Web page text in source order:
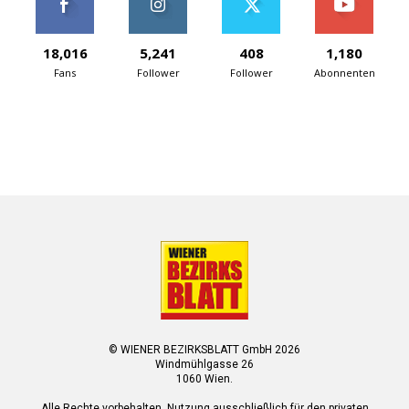
18,016
Fans
5,241
Follower
408
Follower
1,180
Abonnenten
© WIENER BEZIRKSBLATT GmbH 2026
Windmühlgasse 26
1060 Wien.